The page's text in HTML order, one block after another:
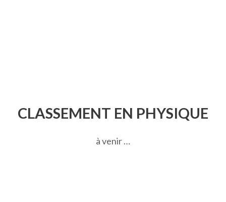
CLASSEMENT EN PHYSIQUE
à venir …